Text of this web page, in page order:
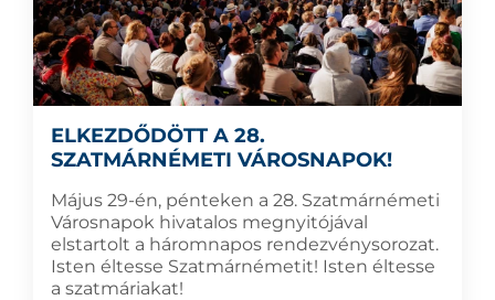
ELKEZDŐDÖTT A 28.
SZATMÁRNÉMETI VÁROSNAPOK!
Május 29-én, pénteken a 28. Szatmárnémeti
Városnapok hivatalos megnyitójával
elstartolt a háromnapos rendezvénysorozat.
Isten éltesse Szatmárnémetit! Isten éltesse
a szatmáriakat!